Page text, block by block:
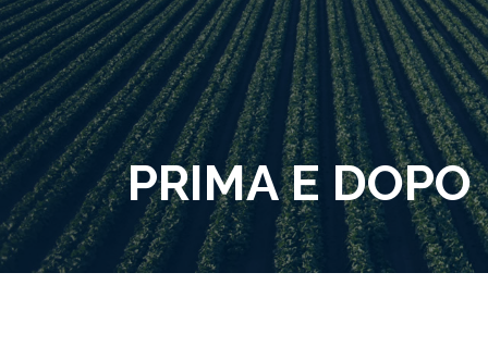
PRIMA E DOPO